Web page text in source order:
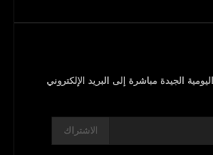
الجيدة مباشرة إلى البريد الإلكتروني
الاشتراك